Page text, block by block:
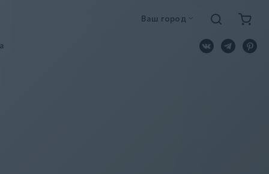
Ваш город